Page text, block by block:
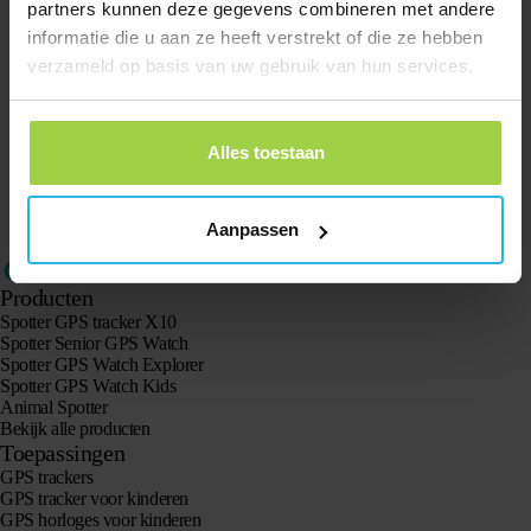
partners kunnen deze gegevens combineren met andere
informatie die u aan ze heeft verstrekt of die ze hebben
verzameld op basis van uw gebruik van hun services.
Alles toestaan
Aanpassen
Roemenië
Producten
Spotter GPS tracker X10
Spotter Senior GPS Watch
Spotter GPS Watch Explorer
Spotter GPS Watch Kids
Animal Spotter
Bekijk alle producten
Toepassingen
GPS trackers
GPS tracker voor kinderen
GPS horloges voor kinderen